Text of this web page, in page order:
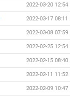
2022-03-20 12:54
2022-03-17 08:11
2022-03-08 07:59
2022-02-25 12:54
2022-02-15 08:40
2022-02-11 11:52
2022-02-09 10:47